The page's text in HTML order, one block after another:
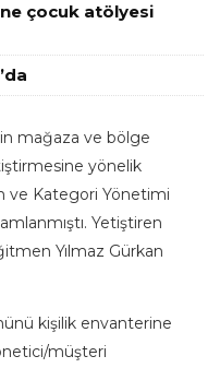
çocuk atölyesi
mağaza ve bölge
yönelik
ve Kategori Yönetimi
Yetiştiren
Yılmaz Gürkan
kişilik envanterine
müşteri